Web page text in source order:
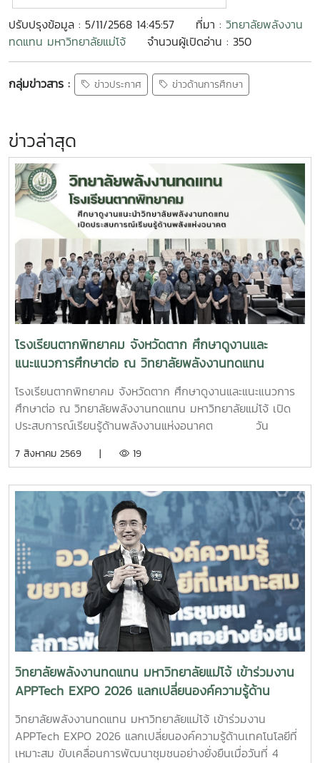
ปรับปรุงข้อมูล : 5/11/2568 14:45:57 ที่มา : วิทยาลัยพลังงาน
ทดแทน มหาวิทยาลัยแม่โจ้
จำนวนผู้เปิดอ่าน : 350
กลุ่มข่าวสาร : ข่าวประกาศ ข่าวด้านการศึกษา
ข่าวล่าสุด
โรงเรียนตากพิทยาคม จังหวัดตาก ศึกษาดูงานและ
แนะแนวการศึกษาต่อ ณ วิทยาลัยพลังงานทดแทน
มหาวิทยาลัยแม่โจ้ เปิดประสบการณ์เรียนรู้ด้านพลังงาน
แห่งอนาคต
โรงเรียนตากพิทยาคม จังหวัดตาก ศึกษาดูงานและแนะแนวการ
ศึกษาต่อ ณ วิทยาลัยพลังงานทดแทน มหาวิทยาลัยแม่โจ้ เปิด
ประสบการณ์เรียนรู้ด้านพลังงานแห่งอนาคต วัน
มหาวิทยาลัยแม่โจ้ ให้การต้อนรับคณะครูและนักเรียนจาก
แนะแนวทางการศึกษาต่อระดับอุดมศึกษา พร้อมเยี่ยมชมการ
จัดการเรียนการสอนและห้องปฏิบัติการของวิทยาลัย เพื่อเปิดโลก
ทัศน์ สร้างแรงบันดาลใจ และส่งเสริมการวางแผนศึกษาต่อด้าน
พลังงานทดแทนและนวัตกรรมพลังงานในการนี้ ผู้บริหาร
คณาจารย์ และบุคลากรของวิทยาลัยพลังงานทดแทน ให้การ
ต้อนรับอย่างอบอุ่น พร้อมแนะนำข้อมูลเกี่ยวกับหลักสูตร การ
จัดการเรียนการสอน การฝึกปฏิบัติในห้องปฏิบัติการ การเรียนรู้
ผ่านงานวิจัยและนวัตกรรม ตลอดจนแนวโน้มและโอกาสในการ
ประกอบอาชีพด้านพลังงานทดแทน ซึ่งเป็นหนึ่งในอุตสาหกรรม
สำคัญของประเทศในอนาคต คณะครูและนักเรียนยังได้
เยี่ยมชมห้องปฏิบัติการและศูนย์การเรียนรู้ด้านพลังงานของ
วิทยาลัย เพื่อสัมผัสบรรยากาศการเรียนรู้จากสถานที่จริงและเห็น
การประยุกต์ใช้องค์ความรู้ด้านวิศวกรรมพลังงานและเทคโนโลยี
พลังงานสะอาดอย่างเป็นรูปธรรม โอกาสนี้ วิทยาลัย
พลังงานทดแทนได้ประชาสัมพันธ์ หลักสูตรวิศวกรรมศาสตร
บัณฑิต สาขาวิชาวิศวกรรมพลังงาน (หลักสูตร 4 ปี) พร้อม
7 สิงหาคม 2569 | 19
วิทยาลัยพลังงานทดแทน มหาวิทยาลัยแม่โจ้ เข้าร่วมงาน
APPTech EXPO 2026 แลกเปลี่ยนองค์ความรู้ด้าน
เทคโนโลยีที่เหมาะสม ขับเคลื่อนการพัฒนาชุมชนอย่าง
ยั่งยืน
วิทยาลัยพลังงานทดแทน มหาวิทยาลัยแม่โจ้ เข้าร่วมงาน
APPTech EXPO 2026 แลกเปลี่ยนองค์ความรู้ด้านเทคโนโลยีที่
เหมาะสม ขับเคลื่อนการพัฒนาชุมชนอย่างยั่งยืนเมื่อวันที่ 4